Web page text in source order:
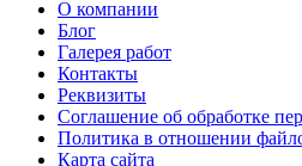
О компании
Блог
Галерея работ
Контакты
Реквизиты
Соглашение об обработке
Политика в отношении
Карта сайта